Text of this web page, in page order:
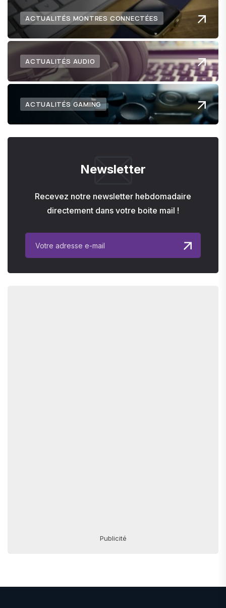
ACTUALITÉS MONTRES CONNECTÉES
ACTUALITÉS AUDIO
ACTUALITÉS GAMING
Newsletter
Recevez notre newsletter hebdomadaire
directement dans votre boite mail !
Publicité